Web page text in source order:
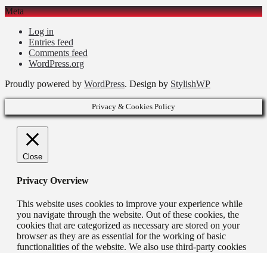
Meta
Log in
Entries feed
Comments feed
WordPress.org
Proudly powered by WordPress. Design by StylishWP
Privacy & Cookies Policy
Close
Privacy Overview
This website uses cookies to improve your experience while
you navigate through the website. Out of these cookies, the
cookies that are categorized as necessary are stored on your
browser as they are as essential for the working of basic
functionalities of the website. We also use third-party cookies